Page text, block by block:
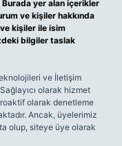
Burada yer alan içerikler
ve kişiler hakkında
kişiler ile isim
bilgiler taslak
ve İletişim
olarak hizmet
olarak denetleme
Ancak, üyelerimiz
olup, siteye üye olarak